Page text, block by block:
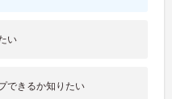
い
できるか知りたい